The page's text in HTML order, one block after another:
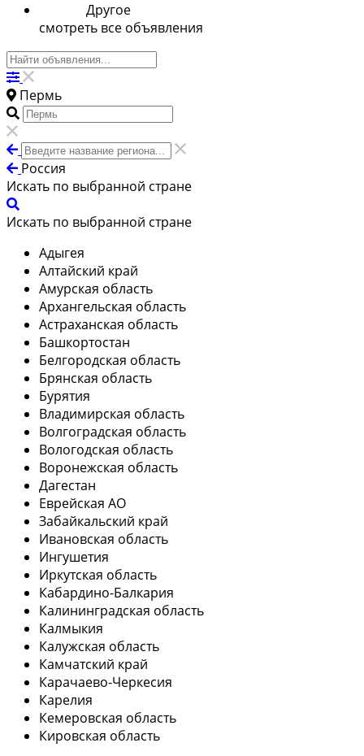
Другое
смотреть все объявления
Пермь
Россия
Искать по выбранной стране
Искать по выбранной стране
Адыгея
Алтайский край
Амурская область
Архангельская область
Астраханская область
Башкортостан
Белгородская область
Брянская область
Бурятия
Владимирская область
Волгоградская область
Вологодская область
Воронежская область
Дагестан
Еврейская АО
Забайкальский край
Ивановская область
Ингушетия
Иркутская область
Кабардино-Балкария
Калининградская область
Калмыкия
Калужская область
Камчатский край
Карачаево-Черкесия
Карелия
Кемеровская область
Кировская область